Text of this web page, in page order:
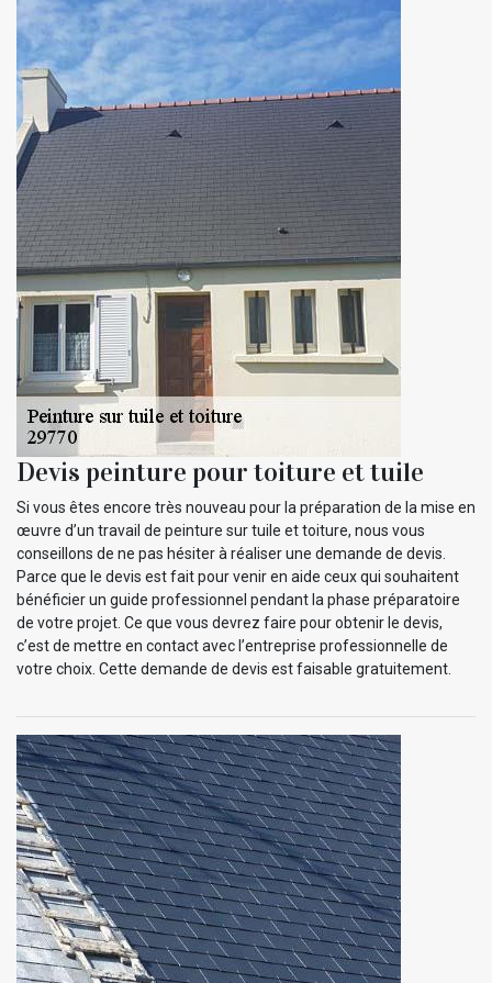
Devis peinture pour toiture et tuile
Si vous êtes encore très nouveau pour la préparation de la mise en
œuvre d’un travail de peinture sur tuile et toiture, nous vous
conseillons de ne pas hésiter à réaliser une demande de devis.
Parce que le devis est fait pour venir en aide ceux qui souhaitent
bénéficier un guide professionnel pendant la phase préparatoire
de votre projet. Ce que vous devrez faire pour obtenir le devis,
c’est de mettre en contact avec l’entreprise professionnelle de
votre choix. Cette demande de devis est faisable gratuitement.